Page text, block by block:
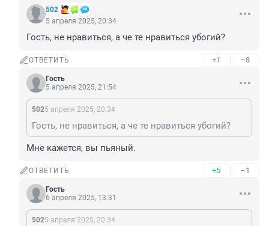
502
5 апреля 2025, 20:34
Гость, не нравиться, а че те нравиться убогий?
ОТВЕТИТЬ +1 –8
Гость
5 апреля 2025, 21:54
5025 апреля 2025, 20:34
Гость, не нравиться, а че те нравиться убогий?
Мне кажется, вы пьяный.
ОТВЕТИТЬ +5 –1
Гость
6 апреля 2025, 13:31
5025 апреля 2025, 20:34